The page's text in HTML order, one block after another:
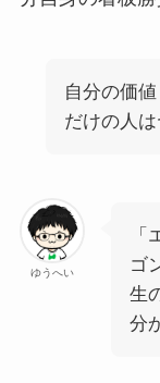
自分の価
だけの人
ゆうへい
ゴ
生
分